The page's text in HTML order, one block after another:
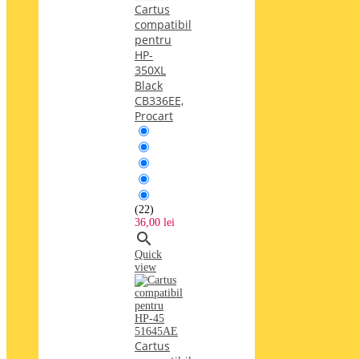
Cartus
compatibil
pentru
HP-
350XL
Black
CB336EE,
Procart
(22)
36,00 lei

Quick
view
Cartus